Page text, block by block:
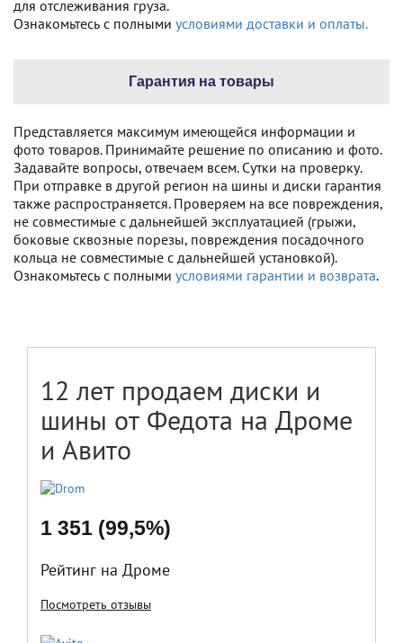
для отслеживания груза.
Ознакомьтесь с полными условиями доставки и оплаты.
Гарантия на товары
Представляется максимум имеющейся информации и
фото товаров. Принимайте решение по описанию и фото.
Задавайте вопросы, отвечаем всем. Сутки на проверку.
При отправке в другой регион на шины и диски гарантия
также распространяется. Проверяем на все повреждения,
не совместимые с дальнейшей эксплуатацией (грыжи,
боковые сквозные порезы, повреждения посадочного
кольца не совместимые с дальнейшей установкой).
Ознакомьтесь с полными условиями гарантии и возврата.
12 лет продаем диски и
шины от Федота на Дроме
и Авито
1 351 (99,5%)
Рейтинг на Дроме
Посмотреть отзывы